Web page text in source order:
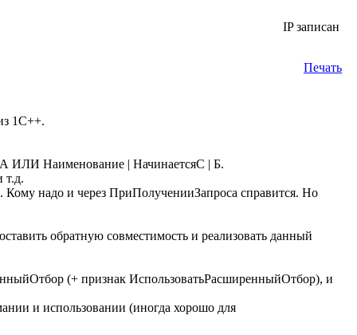
IP записан
Печать
1С++.
А ИЛИ Наименование | НачинаетсяС | Б.
т.д.
Кому надо и через ПриПолученииЗапроса справится. Но
обратную совместимость и реализовать данный
(+ признак ИспользоватьРасширенныйОтбор), и
и использовании (иногда хорошо для